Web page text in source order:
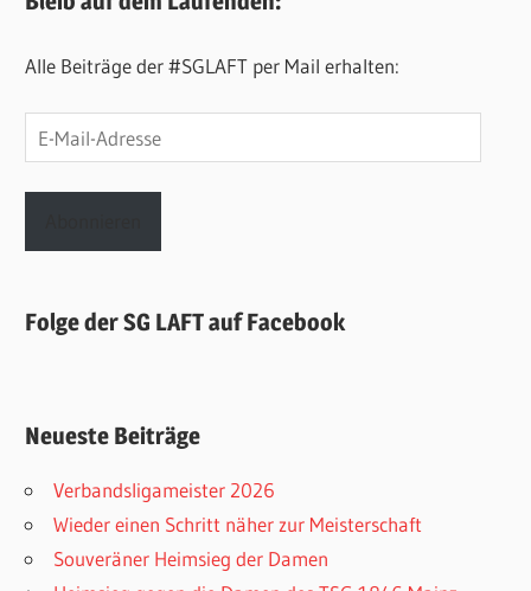
Alle Beiträge der #SGLAFT per Mail erhalten:
E-
Mail-
Adresse
Folge der SG LAFT auf Facebook
Neueste Beiträge
Verbandsligameister 2026
Wieder einen Schritt näher zur Meisterschaft
Souveräner Heimsieg der Damen